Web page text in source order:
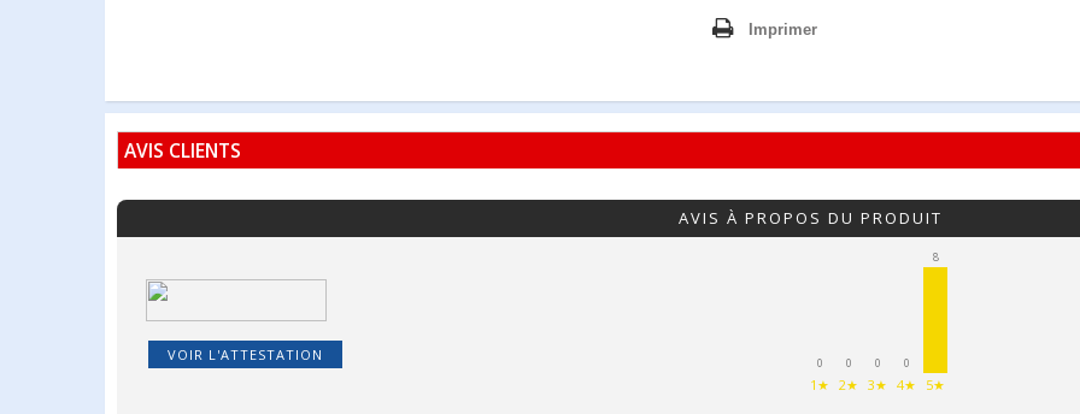
Imprimer
AVIS CLIENTS
AVIS À PROPOS DU PRODUIT
VOIR L'ATTESTATION 0
1★
0
2★
0
3★
0
4★
8
5★